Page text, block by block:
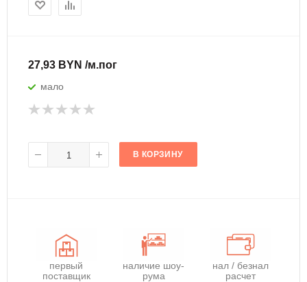
27,93 BYN /м.пог
мало
В КОРЗИНУ
первый
поставщик
наличие шоу-
рума
нал / безнал
расчет